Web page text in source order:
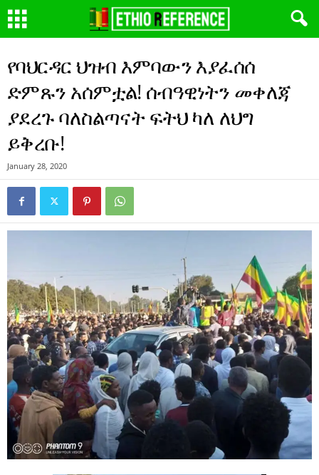
የባህርዳር ህዝብ እምባውን እያፈሰሰ
ድምጹን አሰምቷል! ሰብዓዊነትን መቀለጃ
ያደረጉ ባለስልጣናት ፍትህ ካለ ለህግ
ይቅረቡ!
January 28, 2020